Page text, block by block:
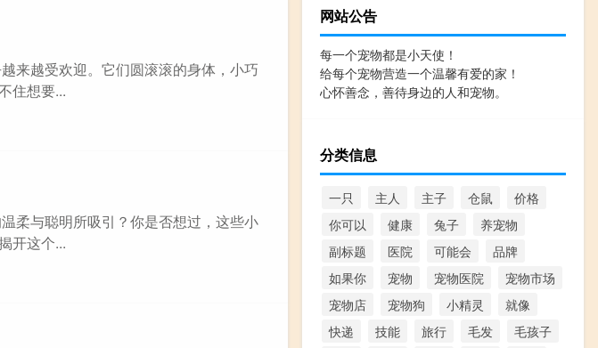
来越受欢迎。它们圆滚滚的身体，小巧
住想要...
柔与聪明所吸引？你是否想过，这些小
开这个...
网站公告
每一个宠物都是小天使！
给每个宠物营造一个温馨有爱的家！
心怀善念，善待身边的人和宠物。
分类信息
一只 主人 主子 仓鼠
价格
你可以
健康 兔子
养宠物
副标题
医院 可能会
品牌
如果你
宠物 宠物医院
宠物市场
宠物店
宠物狗 小精灵
就像
快递
技能 旅行 毛发
毛孩子